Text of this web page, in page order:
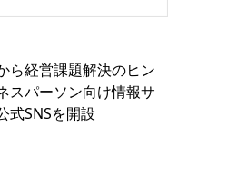
ら経営課題解決のヒン
スパーソン向け情報サ
式SNSを開設